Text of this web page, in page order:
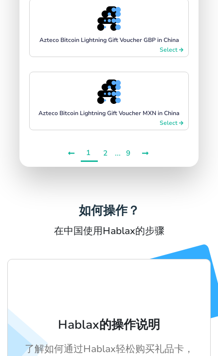
Azteco Bitcoin Lightning Gift Voucher GBP in China
Select
Azteco Bitcoin Lightning Gift Voucher MXN in China
Select
1 2 ... 9
如何操作？
在中国使用Hablax的步骤
Hablax的操作说明
了解如何通过Hablax轻松购买礼品卡，